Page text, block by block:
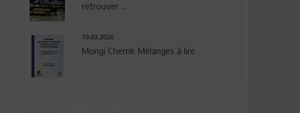
retrouver ...
10.03.2026
Mongi Chemli: Mélanges à lire